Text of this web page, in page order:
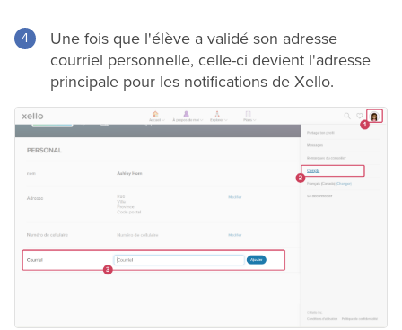
Une fois que l'élève a validé son adresse
courriel personnelle, celle-ci devient l'adresse
principale pour les notifications de Xello.